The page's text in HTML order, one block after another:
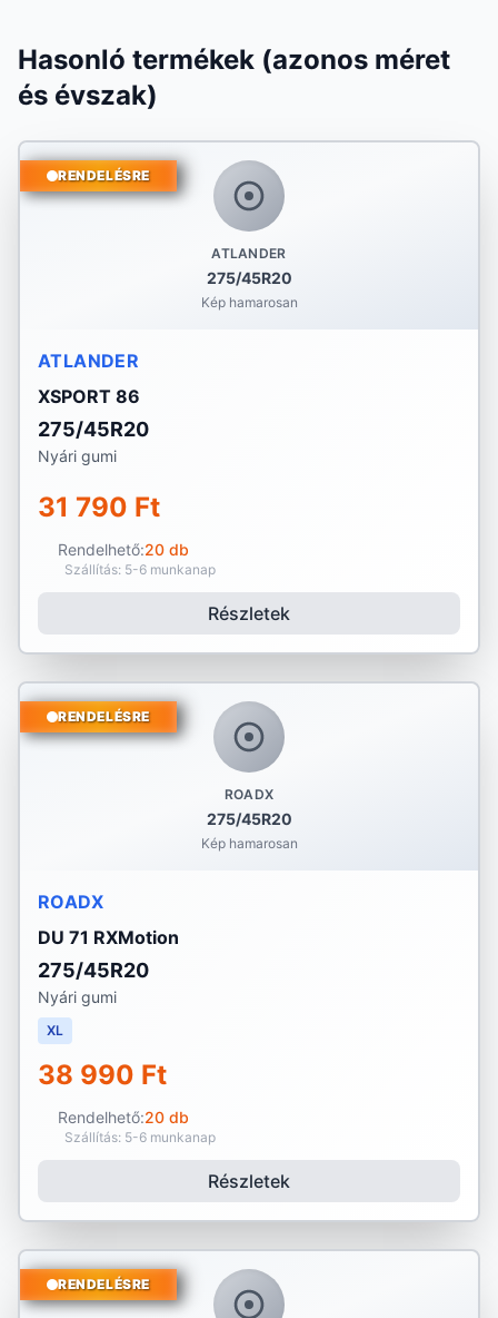
Hasonló termékek (azonos méret
és évszak)
ATLANDER
275/45R20
Kép hamarosan
RENDELÉSRE
ATLANDER
XSPORT 86
275/45R20
Nyári gumi
31 790 Ft
Rendelhető:20 db
Szállítás: 5-6 munkanap
Részletek
ROADX
275/45R20
Kép hamarosan
RENDELÉSRE
ROADX
DU 71 RXMotion
275/45R20
Nyári gumi
XL
38 990 Ft
Rendelhető:20 db
Szállítás: 5-6 munkanap
Részletek
RENDELÉSRE